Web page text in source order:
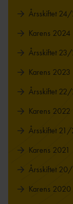
Årsskiftet
Karens 2024
Årsskiftet
Karens 2023
Årsskiftet
Karens 2022
Årsskiftet
Karens 2021
Årsskiftet 20/
Karens 2020